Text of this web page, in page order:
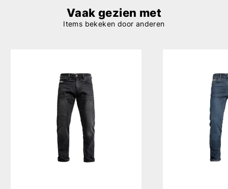
Vaak gezien met
Items bekeken door anderen